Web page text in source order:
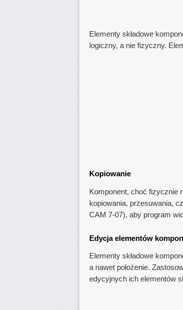
Elementy składowe
logiczny, a nie fizyczny.
Kopiowanie
Komponent, choć fizycznie
kopiowania, przesuwania,
CAM 7-07), aby program
Edycja elementów
Elementy składowe
a nawet położenie.
edycyjnych ich elementów